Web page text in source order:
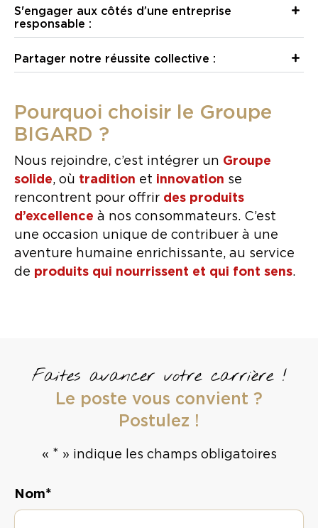
S'engager aux côtés d’une entreprise
responsable :
Partager notre réussite collective :
Pourquoi choisir le Groupe
BIGARD ?
Nous rejoindre, c’est intégrer un Groupe
solide, où tradition et innovation se
rencontrent pour offrir des produits
d’excellence à nos consommateurs. C’est
une occasion unique de contribuer à une
aventure humaine enrichissante, au service
de produits qui nourrissent et qui font sens.
Faites avancer votre carrière !
Le poste vous convient ?
Postulez !
« * » indique les champs obligatoires
Nom*